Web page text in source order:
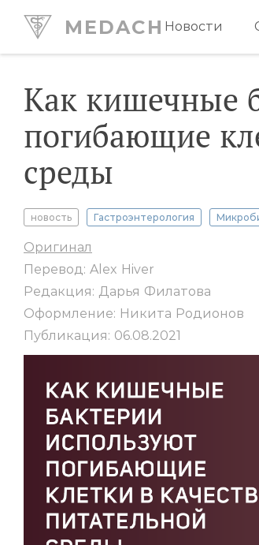
MEDACH Новости
Как кишечные
погибающие
среды
новость Гастроэнтерология
Оригинал
Перевод: Alex Hiver
Редакция: Дарья Филатова
Оформление: Никита Родионов
Публикация: 06.08.2021